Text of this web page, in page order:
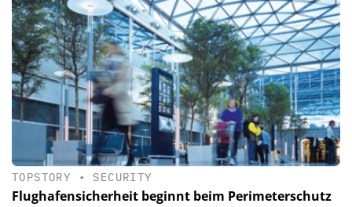
TOPSTORY • SECURITY
Flughafensicherheit beginnt beim Perimeterschutz